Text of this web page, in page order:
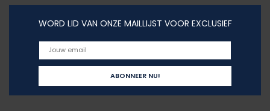
WORD LID VAN ONZE MAILLIJST VOOR EXCLUSIEF